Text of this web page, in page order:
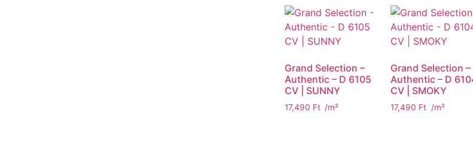
Grand Selection –
Authentic – D 6105
CV | SUNNY
17,490 Ft /m²
Grand Selection –
Authentic – D
CV | SMOKY
17,490 Ft /m²